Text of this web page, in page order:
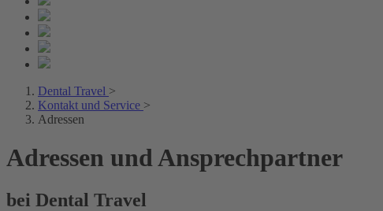
Dental Travel >
Kontakt und Service >
Adressen
Adressen und Ansprechpartner
bei Dental Travel